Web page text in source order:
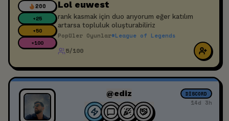
200
+25
+50
+100
Lol euwest
rank kasmak için duo arıyorum eğer katılım
artarsa topluluk oluşturabiliriz
Popüler Oyunlar#League of Legends
5/100
@ediz DISCORD
14d 3h